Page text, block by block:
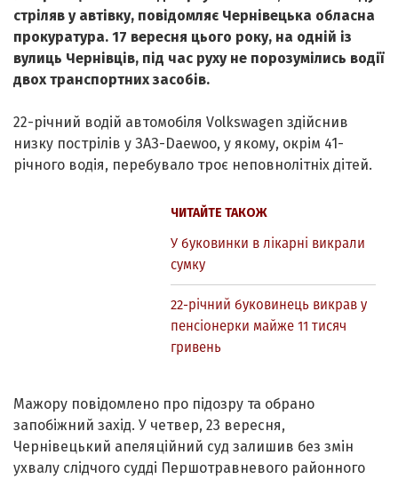
стріляв у автівку, повідомляє Чернівецька обласна
прокуратура. 17 вересня цього року, на одній із
вулиць Чернівців, під час руху не порозумілись водії
двох транспортних засобів.
22-річний водій автомобіля Volkswagen здійснив
низку пострілів у ЗАЗ-Daеwoo, у якому, окрім 41-
річного водія, перебувало троє неповнолітніх дітей.
ЧИТАЙТЕ ТАКОЖ
У буковинки в лікарні викрали
сумку
22-річний буковинець викрав у
пенсіонерки майже 11 тисяч
гривень
Мажору повідомлено про підозру та обрано
запобіжний захід. У четвер, 23 вересня,
Чернівецький апеляційний суд залишив без змін
ухвалу слідчого судді Першотравневого районного